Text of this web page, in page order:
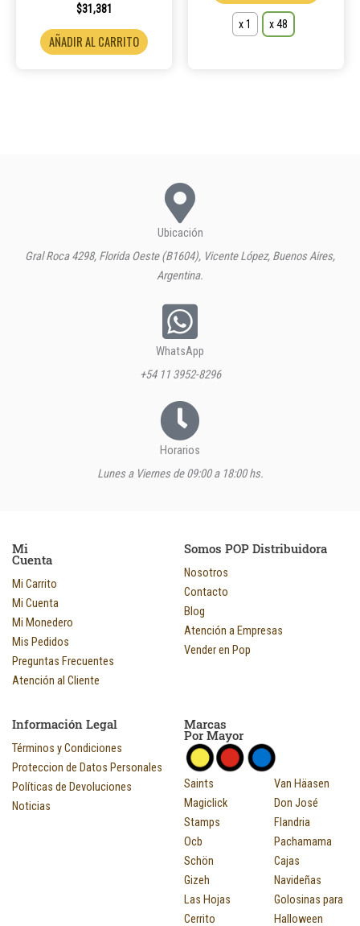
$31,381
AÑADIR AL CARRITO
x 1 x 48
Ubicación
Gral Roca 4298, Florida Oeste (B1604), Vicente López, Buenos Aires,
Argentina.
WhatsApp
+54 11 3952-8296
Horarios
Lunes a Viernes de 09:00 a 18:00 hs.
Mi
Cuenta
Mi Carrito
Mi Cuenta
Mi Monedero
Mis Pedidos
Preguntas Frecuentes
Atención al Cliente
Somos POP Distribuidora
Nosotros
Contacto
Blog
Atención a Empresas
Vender en Pop
Información Legal
Términos y Condiciones
Proteccion de Datos Personales
Políticas de Devoluciones
Noticias
Marcas
Por Mayor
Saints
Magiclick
Stamps
Ocb
Schön
Gizeh
Las Hojas
Cerrito
Van Häasen
Don José
Flandria
Pachamama
Cajas
Navideñas
Golosinas para
Halloween